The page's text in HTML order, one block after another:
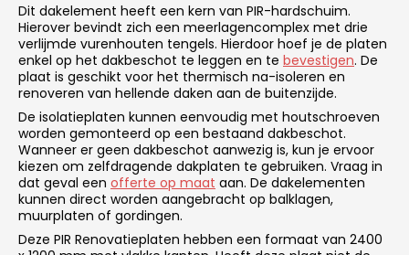
Dit dakelement heeft een kern van PIR-hardschuim.
Hierover bevindt zich een meerlagencomplex met drie
verlijmde vurenhouten tengels. Hierdoor hoef je de platen
enkel op het dakbeschot te leggen en te bevestigen. De
plaat is geschikt voor het thermisch na-isoleren en
renoveren van hellende daken aan de buitenzijde.
De isolatieplaten kunnen eenvoudig met houtschroeven
worden gemonteerd op een bestaand dakbeschot.
Wanneer er geen dakbeschot aanwezig is, kun je ervoor
kiezen om zelfdragende dakplaten te gebruiken. Vraag in
dat geval een offerte op maat aan. De dakelementen
kunnen direct worden aangebracht op balklagen,
muurplaten of gordingen.
Deze PIR Renovatieplaten hebben een formaat van 2400